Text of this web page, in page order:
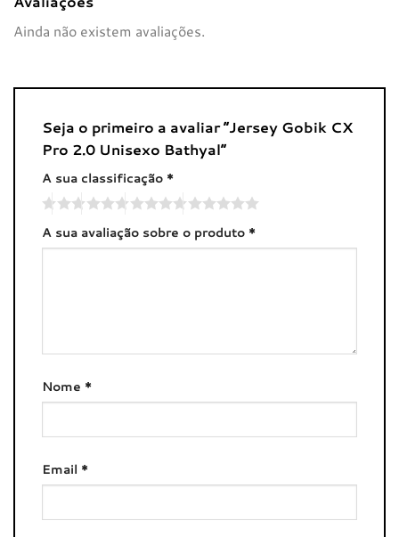
Ainda não existem avaliações.
Seja o primeiro a avaliar “Jersey Gobik CX
Pro 2.0 Unisexo Bathyal”
A sua classificação *
A sua avaliação sobre o produto *
Nome *
Email *